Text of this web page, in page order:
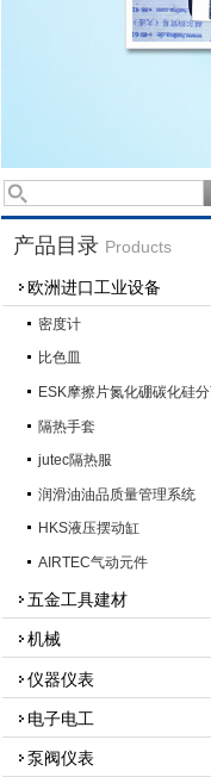
产品目录 Products
欧洲进口工业设备
密度计
比色皿
ESK摩擦片氮化硼碳化硅
隔热手套
jutec隔热服
润滑油油品质量管理系统
HKS液压摆动缸
AIRTEC气动元件
五金工具建材
机械
仪器仪表
电子电工
泵阀仪表